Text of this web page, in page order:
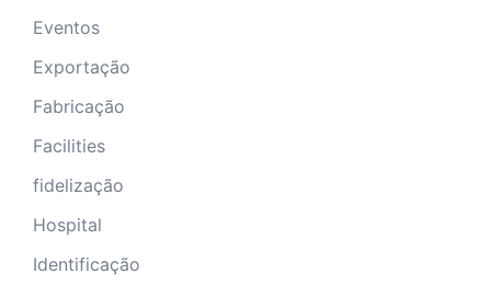
Eventos
Exportação
Fabricação
Facilities
fidelização
Hospital
Identificação